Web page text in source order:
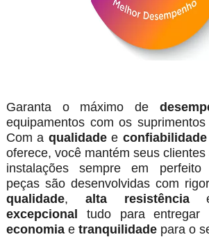
Garanta o máximo de
equipamentos com os
Com a qualidadeeconfiabilidade
oferece, você mantém seus
instalações sempre em perfeito
peças são desenvolvidas com
qualidade, alta resistência
excepcional tudo para
economiae tranquilidadepara o